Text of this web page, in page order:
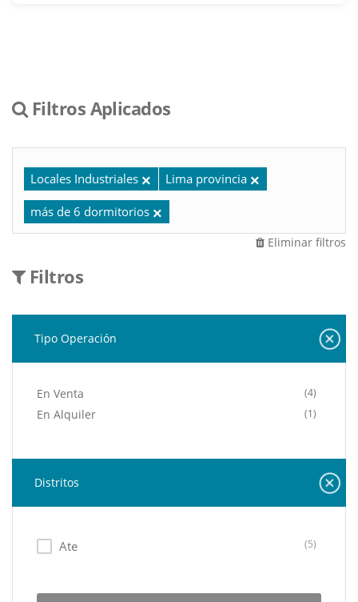
Filtros Aplicados
Locales Industriales Lima provincia
más de 6 dormitorios
Eliminar filtros
Filtros
Tipo Operación
En Venta (4)
En Alquiler (1)
Distritos
Ate (5)